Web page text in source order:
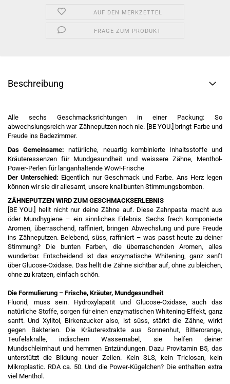
AUF DEN MERKZETTEL
FRAGE ZUM PRODUKT
Beschreibung
Alle sechs Geschmacksrichtungen in einer Packung: So
abwechslungsreich war Zähneputzen noch nie. [BE YOU.] bringt Farbe und
Freude ins Badezimmer.
Das Gemeinsame: natürliche, neuartig kombinierte Inhaltsstoffe und
Kräuteressenzen für Mundgesundheit und weissere Zähne, Menthol-
Power-Perlen für langanhaltende Wow!-Frische
Der Unterschied: Eigentlich nur Geschmack und Farbe. Ans Herz legen
können wir sie dir allesamt, unsere knallbunten Stimmungsbomben.
ZÄHNEPUTZEN WIRD ZUM GESCHMACKSERLEBNIS
[BE YOU.] hellt nicht nur deine Zähne auf. Diese Zahnpasta macht aus
öder Mundhygiene – ein sinnliches Erlebnis. Sechs frech komponierte
Aromen, überraschend, raffiniert, bringen Abwechslung und pure Freude
ins Zähneputzen. Belebend, süss, raffiniert – was passt heute zu deiner
Stimmung? Die bunten Farben, die überraschenden Aromen, alles
wunderbar. Entscheidend ist das enzymatische Whitening, ganz sanft
über Glucose-Oxidase. Das hellt die Zähne sichtbar auf, ohne zu bleichen,
ohne zu kratzen, einfach schön.
Die Formulierung – Frische, Kräuter, Mundgesundheit
Fluorid, muss sein. Hydroxylapatit und Glucose-Oxidase, auch das
natürliche Stoffe, sorgen für einen enzymatischen Whitening-Effekt, ganz
sanft. Und Xylitol, Birkenzucker also, ist süss, stärkt die Zähne, wirkt
gegen Bakterien. Die Kräuterextrakte aus Sonnenhut, Bitterorange,
Teufelskralle, indischem Wassernabel, sie helfen deiner
Mundschleimhaut und hemmen Entzündungen. Dazu Provitamin B5, das
unterstützt die Bildung neuer Zellen. Kein SLS, kein Triclosan, kein
Mikroplastic. RDA ca. 50. Und die Power-Kügelchen? Die enthalten extra
viel Menthol.